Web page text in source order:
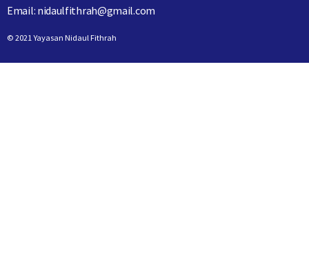
Email: nidaulfithrah@gmail.com
© 2021 Yayasan Nidaul Fithrah